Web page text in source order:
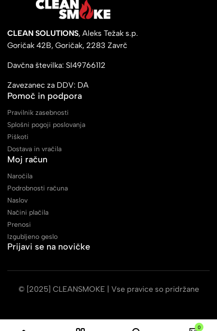
CLEAN SOLUTIONS, Aleks Težak s.p.
Goričak 42B, Goričak, 2283 Zavrč
Davčna številka: SI49766112
Zavezanec za DDV: DA
Pomoč in podpora
Pravilnik zasebnosti
Splošni pogoji poslovanja
Piškoti
Dostava in vračila
Moj račun
Naročila
Podrobnosti računa
Naslov
Načini plačila
Prenosi
Izgubljeno geslo
Prijavi se na novičke
© [2025] CLEANSMOKE | Vse pravice so pridržane
0